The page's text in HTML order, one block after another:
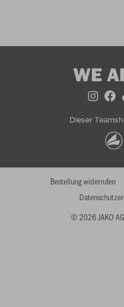
WE
Dieser
© 2026 JAKO
Bestellung widerrufen